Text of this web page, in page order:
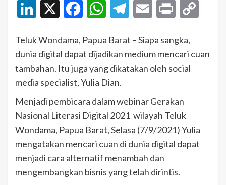
LinkedIn FacebookWhatsAppTelegramEmail Print
Teluk Wondama, Papua Barat – Siapa sangka,
dunia digital dapat dijadikan medium mencari cuan
tambahan. Itu juga yang dikatakan oleh social
media specialist, Yulia Dian.
Menjadi pembicara dalam webinar Gerakan
Nasional Literasi Digital 2021 wilayah Teluk
Wondama, Papua Barat, Selasa (7/9/2021) Yulia
mengatakan mencari cuan di dunia digital dapat
menjadi cara alternatif menambah dan
mengembangkan bisnis yang telah dirintis.